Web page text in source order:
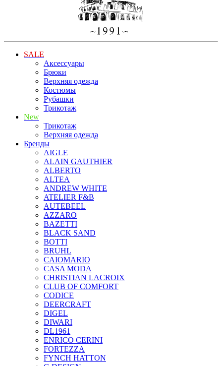
SALE
Аксессуары
Брюки
Верхняя одежда
Костюмы
Рубашки
Трикотаж
New
Трикотаж
Верхняя одежда
Бренды
AIGLE
ALAIN GAUTHIER
ALBERTO
ALTEA
ANDREW WHITE
ATELIER F&B
AUTEBEEL
AZZARO
BAZETTI
BLACK SAND
BOTTI
BRUHL
CAIOMARIO
CASA MODA
CHRISTIAN LACROIX
CLUB OF COMFORT
CODICE
DEERCRAFT
DIGEL
DIWARI
DL1961
ENRICO CERINI
FORTEZZA
FYNCH HATTON